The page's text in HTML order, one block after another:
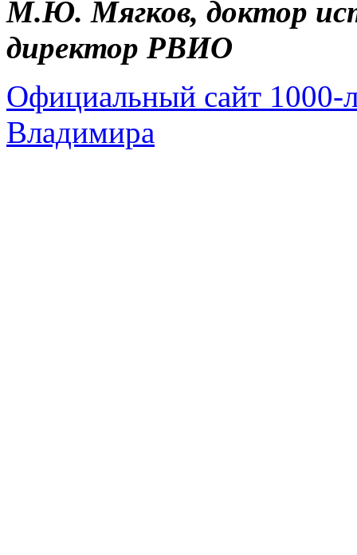
М.Ю. Мягков, доктор
директор РВИО
Официальный сайт 1000-
Владимира